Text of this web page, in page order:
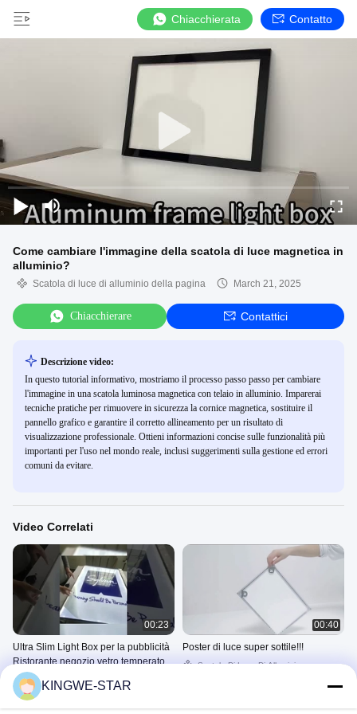
Chiacchierata Contatto
Come cambiare l'immagine della scatola di luce magnetica in
alluminio?
Scatola di luce di alluminio della pagina March 21, 2025
Chiacchierare Contattici
Descrizione video:
In questo tutorial informativo, mostriamo il processo passo passo per cambiare
l'immagine in una scatola luminosa magnetica con telaio in alluminio. Imparerai
tecniche pratiche per rimuovere in sicurezza la cornice magnetica, sostituire il
pannello grafico e garantire il corretto allineamento per un risultato di
visualizzazione professionale. Ottieni informazioni concise sulle funzionalità più
importanti per l'uso nel mondo reale, inclusi suggerimenti sulla gestione ed errori
comuni da evitare.
Video Correlati
00:23
Ultra Slim Light Box per la pubblicità
Ristorante negozio vetro temperato
Led Light Box
Scatola Di Luce Di Alluminio
Della Pagina
00:40
Poster di luce super sottile!!!
Scatola Di Luce Di Alluminio
KINGWE-STAR